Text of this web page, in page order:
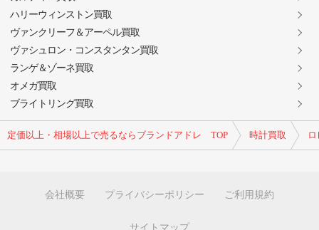
定価以上・相場以上で売るならブランドアドレ TOP 時計買取
ハリーウィンストン買取
ヴァンクリーフ＆アーペル買取
ヴァシュロン・コンスタンタン買取
ランゲ＆ゾーネ買取
オメガ買取
ブライトリング買取
会社概要 プライバシーポリシー ご利用規約
サイトマップ